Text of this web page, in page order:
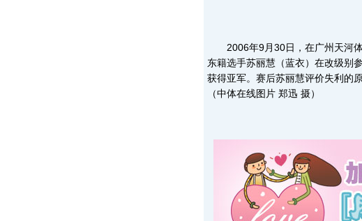
2006年9月30日，在广州天河体
东籍选手苏丽慧（蓝衣）在改级别
获得亚军。赛后苏丽慧评价失利的
（中体在线图片 郑迅 摄）